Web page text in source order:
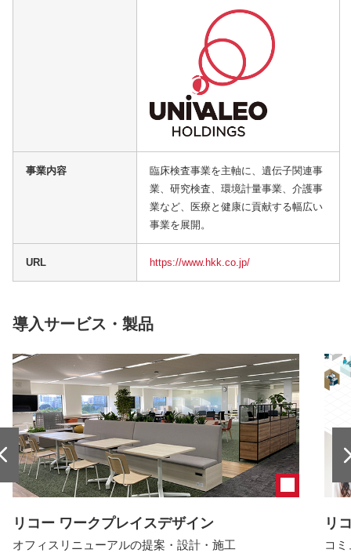
事業内容
臨床検査事業を主軸に、遺伝子関連事
業、研究検査、環境計量事業、介護事
業など、医療と健康に貢献する幅広い
事業を展開。
URL https://www.hkk.co.jp/
導入サービス・製品
リコー ワークプレイスデザイン
オフィスリニューアルの提案・設計・施工
リ
コ